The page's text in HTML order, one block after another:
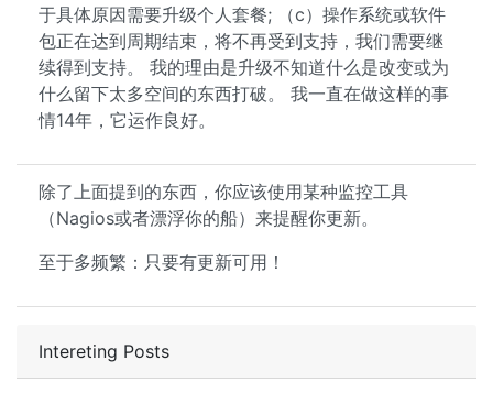
Intereting Posts
于具体原因需要升级个人套餐; （c）操作系统或软件
包正在达到周期结束，将不再受到支持，我们需要继
续得到支持。 我的理由是升级不知道什么是改变或为
什么留下太多空间的东西打破。 我一直在做这样的事
情14年，它运作良好。
除了上面提到的东西，你应该使用某种监控工具
（Nagios或者漂浮你的船）来提醒你更新。
至于多频繁：只要有更新可用！